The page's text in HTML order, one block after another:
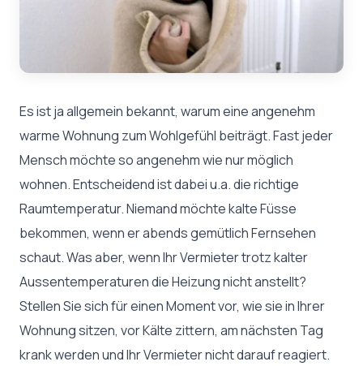
Es ist ja allgemein bekannt, warum eine angenehm
warme Wohnung zum Wohlgefühl beiträgt. Fast jeder
Mensch möchte so angenehm wie nur möglich
wohnen. Entscheidend ist dabei u.a. die richtige
Raumtemperatur. Niemand möchte kalte Füsse
bekommen, wenn er abends gemütlich Fernsehen
schaut. Was aber, wenn Ihr Vermieter trotz kalter
Aussentemperaturen die Heizung nicht anstellt?
Stellen Sie sich für einen Moment vor, wie sie in Ihrer
Wohnung sitzen, vor Kälte zittern, am nächsten Tag
krank werden und Ihr Vermieter nicht darauf reagiert.